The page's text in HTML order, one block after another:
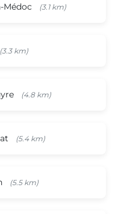
Médoc (3.1 km)
(3.3 km)
(4.8 km)
(5.4 km)
(5.5 km)